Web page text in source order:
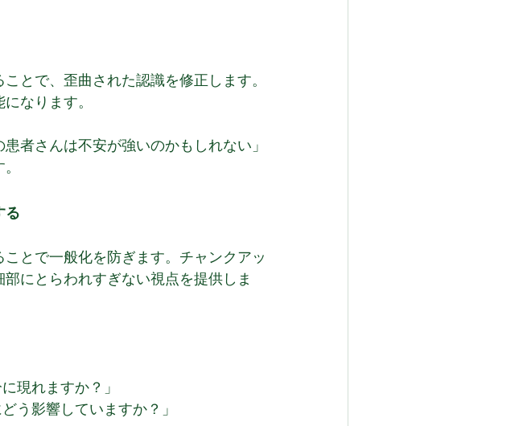
とで、歪曲された認識を修正します。
なります。
者さんは不安が強いのかもしれない」
る
とで一般化を防ぎます。チャンクアッ
にとらわれすぎない視点を提供しま
現れますか？」
う影響していますか？」